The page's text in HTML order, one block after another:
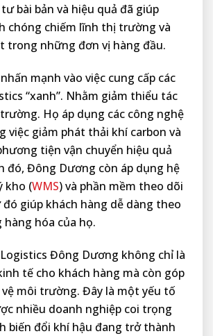
bài bản và hiệu quả đã giúp
chóng chiếm lĩnh thị trường và
trong những đơn vị hàng đầu.
mạnh vào việc cung cấp các
“xanh”. Nhằm giảm thiểu tác
Họ áp dụng các công nghệ
việc giảm phát thải khí carbon và
tiện vận chuyển hiệu quả
đó, Đông Dương còn áp dụng hệ
kho (WMS) và phần mềm theo dõi
giúp khách hàng dễ dàng theo
hóa của họ.
Đông Dương không chỉ là
tế cho khách hàng mà còn góp
vệ môi trường. Đây là một yếu tố
nhiều doanh nghiệp coi trọng
biến đổi khí hậu đang trở thành